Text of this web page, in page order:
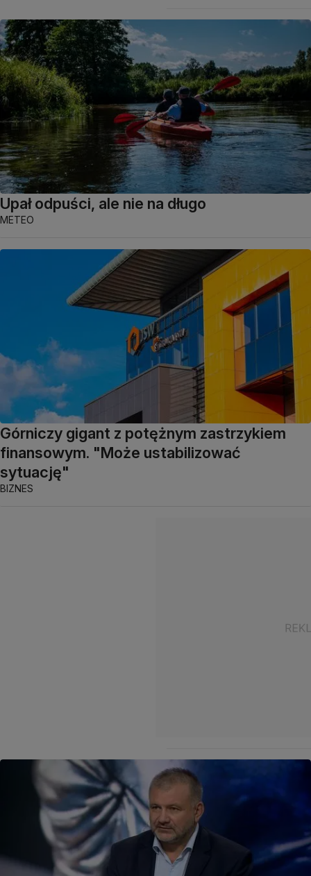
Upał odpuści, ale nie na długo
METEO
Górniczy gigant z potężnym zastrzykiem
finansowym. "Może ustabilizować
sytuację"
BIZNES